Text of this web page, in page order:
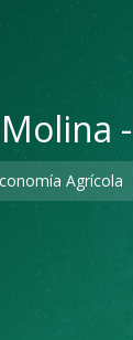
Agrícola